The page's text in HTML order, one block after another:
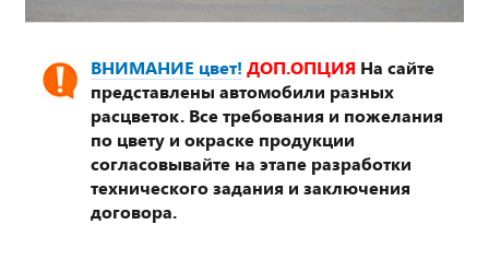
ВНИМАНИЕ цвет! ДОП.ОПЦИЯ На сайте
представлены автомобили разных
расцветок. Все требования и пожелания
по цвету и окраске продукции
согласовывайте на этапе разработки
технического задания и заключения
договора.